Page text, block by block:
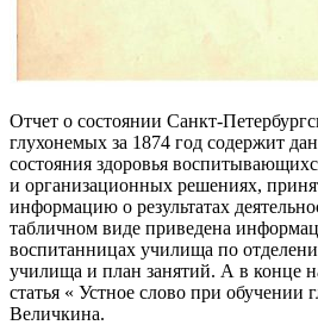
Отчет о состоянии Санкт-
глухонемых за 1874 год содержит
состояния здоровья
и организационных решениях,
информацию о результатах
табличном виде приведена
воспитанницах училища по
училища и план занятий. А в конце
статья « Устное слово при обучении
Величкина.